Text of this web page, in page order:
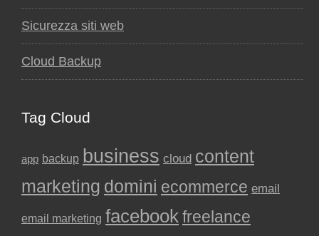
Sicurezza siti web
Cloud Backup
Tag Cloud
app backup business cloud content
marketing domini ecommerce email
email marketing facebookfreelance